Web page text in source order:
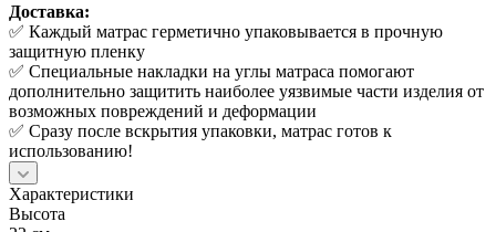
Доставка:
✅ Каждый матрас герметично упаковывается в прочную
защитную пленку
✅ Специальные накладки на углы матраса помогают
дополнительно защитить наиболее уязвимые части изделия от
возможных повреждений и деформации
✅ Сразу после вскрытия упаковки, матрас готов к
использованию!
Характеристики
Высота